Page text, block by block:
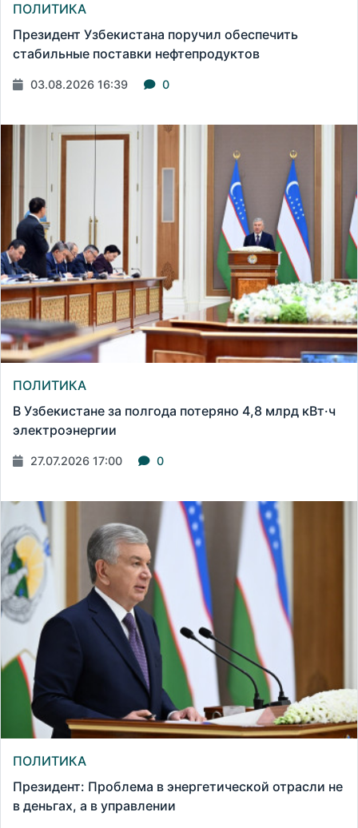
ПОЛИТИКА
Президент Узбекистана поручил обеспечить
стабильные поставки нефтепродуктов
03.08.2026 16:39 0
ПОЛИТИКА
В Узбекистане за полгода потеряно 4,8 млрд кВт·ч
электроэнергии
27.07.2026 17:00 0
ПОЛИТИКА
Президент: Проблема в энергетической отрасли не
в деньгах, а в управлении